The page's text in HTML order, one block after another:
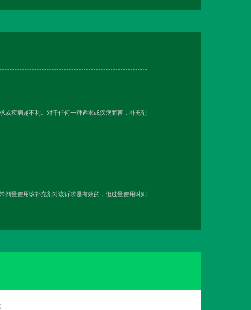
或疾病越不利。对于任何一种诉求或疾病而言，补充剂
剂量使用该补充剂对该诉求是有效的，但过量使用时则